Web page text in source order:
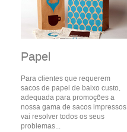
Papel
Para clientes que requerem
sacos de papel de baixo custo,
adequada para promoções a
nossa gama de sacos impressos
vai resolver todos os seus
problemas...